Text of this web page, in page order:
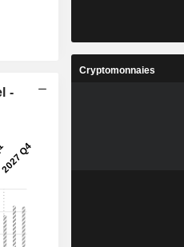
-
Cryptomonnaies